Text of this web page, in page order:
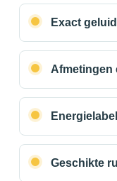
Exact
Afmetingen
Geschikte